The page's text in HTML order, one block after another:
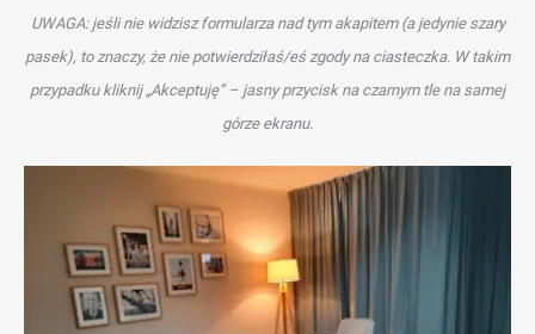
UWAGA: jeśli nie widzisz formularza nad tym akapitem (a jedynie szary
pasek), to znaczy, że nie potwierdziłaś/eś zgody na ciasteczka. W takim
przypadku kliknij „Akceptuję” – jasny przycisk na czarnym tle na samej
górze ekranu.